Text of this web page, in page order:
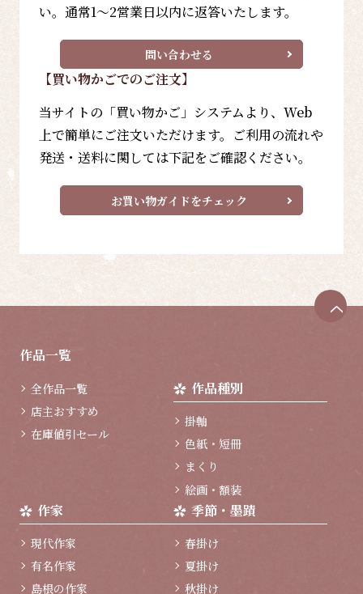
い。通常1～2営業日以内に返答いたします。
問い合わせる
【買い物かごでのご注文】
当サイトの「買い物かご」システムより、Web
上で簡単にご注文いただけます。ご利用の流れや
発送・送料に関しては下記をご確認ください。
お買い物ガイドをチェック
作品一覧
全作品一覧
店主おすすめ
在庫値引セール
作品種別
掛軸
色紙・短冊
まくり
絵画・額装
作家
現代作家
有名作家
島根の作家
季節・墨蹟
春掛け
夏掛け
秋掛け
ペ